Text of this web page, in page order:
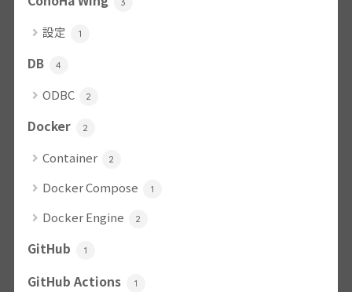
設定 1
DB 4
ODBC 2
Docker 2
Container 2
Docker Compose 1
Docker Engine 2
GitHub 1
GitHub Actions 1